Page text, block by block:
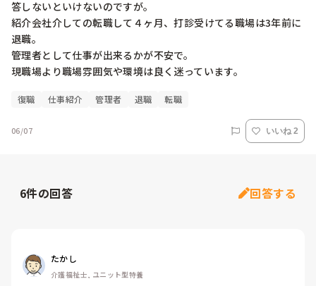
答しないといけないのですが。
紹介会社介しての転職して４ヶ月、打診受けてる職場は3年前に
退職。
管理者として仕事が出来るかが不安で。
復職 仕事紹介 管理者 退職 転職
06/07 いいね 2
6件の回答 回答する
たかし
介護福祉士, ユニット型特養